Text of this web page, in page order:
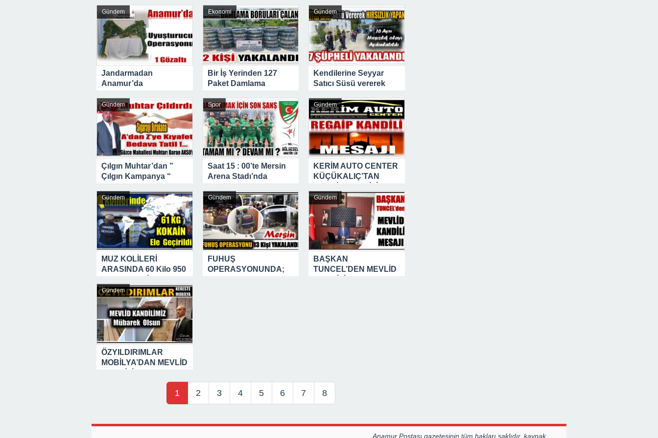
Gündem
Jandarmadan
Anamur’da
Operasyonu
Ekonomi
Bir İş Yerinden 127
Paket Damlama
Şahıslar Yakalandı
Gündem
Kendilerine Seyyar
Satıcı Süsü vererek
Şüpheli Yakalandı
Gündem
Çılgın Muhtar’dan ”
Çılgın Kampanya “
Spor
Saat 15 : 00’te Mersin
Arena Stadı’nda
Gündem
KERİM AUTO CENTER
KÜÇÜKALIÇ’TAN
MESAJI￼
Gündem
MUZ KOLİLERİ
ARASINDA 60 Kilo 950
GEÇİRİLDİ
Gündem
FUHUŞ
OPERASYONUNDA;
Gündem
BAŞKAN
TUNCEL’DEN MEVLİD
Gündem
ÖZYILDIRIMLAR
MOBİLYA’DAN MEVLİD
1 2 3 4 5 6 7 8
Anamur Postası gazetesinin tüm hakları saklıdır, kaynak